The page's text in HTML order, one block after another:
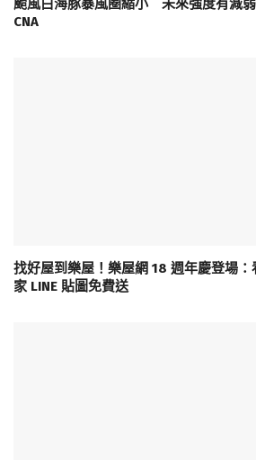
颱風白海豚暴風圈縮小 未來強度有減
CNA
找好屋到樂屋！樂屋網 18 週年慶登場
家 LINE 貼圖免費送